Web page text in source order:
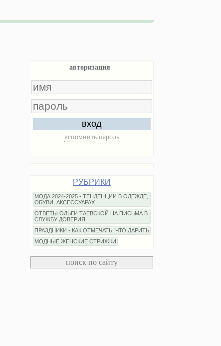
авторизация
вход
вспомнить пароль
РУБРИКИ
МОДА 2024-2025 - ТЕНДЕНЦИИ В ОДЕЖДЕ,
ОБУВИ, АКСЕССУАРАХ
ОТВЕТЫ ОЛЬГИ ТАЕВСКОЙ НА ПИСЬМА В
СЛУЖБУ ДОВЕРИЯ
ПРАЗДНИКИ - КАК ОТМЕЧАТЬ, ЧТО ДАРИТЬ
МОДНЫЕ ЖЕНСКИЕ СТРИЖКИ